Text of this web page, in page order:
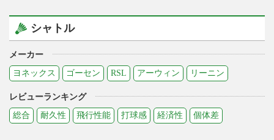
シャトル
メーカー
ヨネックス
ゴーセン RSL アーウィン リーニン
レビューランキング
総合
耐久性 飛行性能 打球感 経済性 個体差